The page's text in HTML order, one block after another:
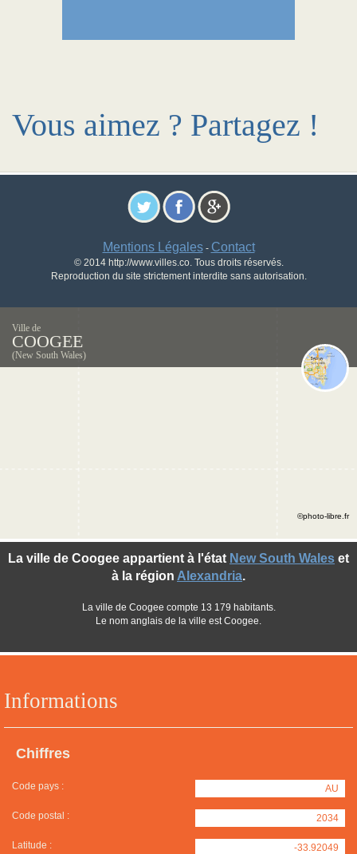
Vous aimez ? Partagez !
Mentions Légales- Contact
© 2014 http://www.villes.co. Tous droits réservés.
Reproduction du site strictement interdite sans autorisation.
Ville de
COOGEE
(New South Wales)
Informations
Chiffres
Code pays : AU
Code postal : 2034
Latitude : -33.92049
La ville de Coogee appartient à l'état New South Wales et
à la région Alexandria.
La ville de Coogee compte 13 179 habitants.
Le nom anglais de la ville est Coogee.
©photo-libre.fr